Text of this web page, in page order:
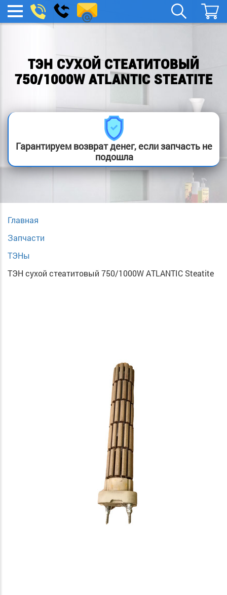
МЕНЮ
boylera@yandex.ru
Заказать
звонок
ТЭН СУХОЙ СТЕАТИТОВЫЙ
750/1000W ATLANTIC STEATITE
Гарантируем возврат денег, если запчасть не
подошла
Главная
Запчасти
ТЭНы
ТЭН сухой стеатитовый 750/1000W ATLANTIC Steatite